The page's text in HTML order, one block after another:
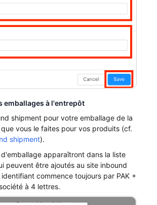
emballages à l'entrepôt
shipment pour votre emballage de la
vous le faites pour vos produits (cf.
shipment).
apparaîtront dans la liste
peuvent être ajoutés au site inbound
commence toujours par PAK +
à 4 lettres.